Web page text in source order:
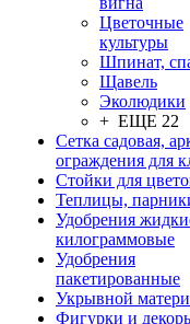
Цветочные
культуры
Шпинат,
Щавель
Эколюдики
+ ЕЩЕ 22
Сетка садовая,
ограждения для
Стойки для
Теплицы,
Удобрения
килограммовые
Удобрения
пакетированные
Укрывной
Фигурки и